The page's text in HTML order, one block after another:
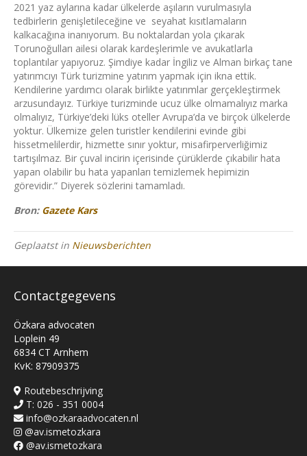
2021 yaz aylarına kadar ülkelerde aşıların vurulmasıyla
tedbirlerin genişletileceğine ve seyahat kısıtlamaların
kalkacağına inanıyorum. Bu noktalardan yola çıkarak
Torunoğulları ailesi olarak kardeşlerimle ve avukatlarla
toplantılar yapıyoruz. Şimdiye kadar İngiliz ve Alman birkaç tane
yatırımcıyı Türk turizmine yatırım yapmak için ikna ettik.
Kendilerine yardımcı olarak birlikte yatırımlar gerçekleştirmek
arzusundayız. Türkiye turizminde ucuz ülke olmamalıyız marka
olmalıyız, Türkiye’deki lüks oteller Avrupa’da ve birçok ülkelerde
yoktur. Ülkemize gelen turistler kendilerini evinde gibi
hissetmelilerdir, hizmette sınır yoktur, misafirperverliğimiz
tartışılmaz. Bir çuval incirin içerisinde çürüklerde çıkabilir hata
yapan olabilir bu hata yapanları temizlemek hepimizin
görevidir.” Diyerek sözlerini tamamladı.
Bron: Gazete Kars
Geplaatst in Nieuwsberichten
Contactgegevens
Özkara advocaten
Loplein 49
6834 CT Arnhem
KvK: 87909375
Routebeschrijving
T: 026 - 351 0004
info@ozkaraadvocaten.nl
@av.ismetozkara
@av.ismetozkara